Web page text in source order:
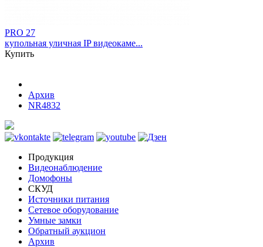
PRO 27
купольная уличная IP видеокаме...
Купить
Архив
NR4832
Продукция
Видеонаблюдение
Домофоны
СКУД
Источники питания
Сетевое оборудование
Умные замки
Обратный аукцион
Архив